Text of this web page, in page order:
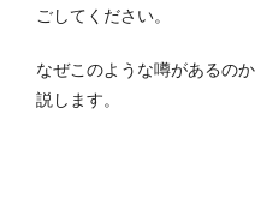
ごしてください。
なぜこのような噂があるの
説します。